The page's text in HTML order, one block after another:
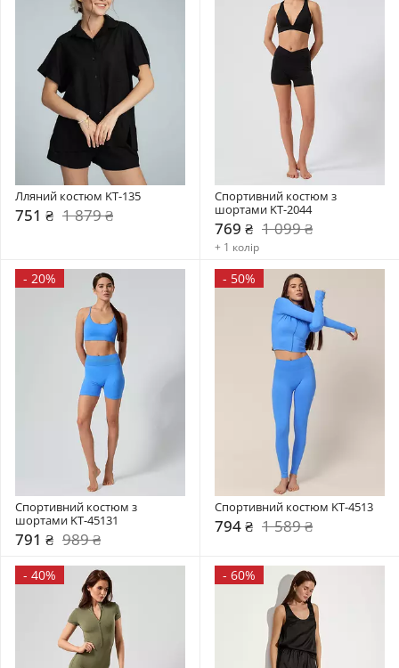
Лляний костюм KT-135
751 ₴ 1 879 ₴
Спортивний костюм з
шортами KT-2044
769 ₴ 1 099 ₴
+ 1 колір
- 20%
Спортивний костюм з
шортами KT-45131
791 ₴ 989 ₴
- 50%
Спортивний костюм KT-4513
794 ₴ 1 589 ₴
- 40% - 60%